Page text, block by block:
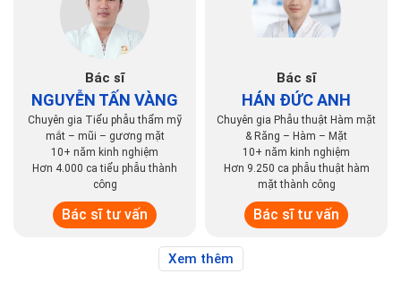
Bác sĩ
NGUYỄN TẤN VÀNG
Chuyên gia Tiểu phẫu thẩm mỹ
mắt – mũi – gương mặt
10+ năm kinh nghiệm
Hơn 4.000 ca tiểu phẫu thành
công
Bác sĩ tư vấn
Bác sĩ
HÁN ĐỨC ANH
Chuyên gia Phẫu thuật Hàm mặt
& Răng – Hàm – Mặt
10+ năm kinh nghiệm
Hơn 9.250 ca phẫu thuật hàm
mặt thành công
Bác sĩ tư vấn
Xem thêm